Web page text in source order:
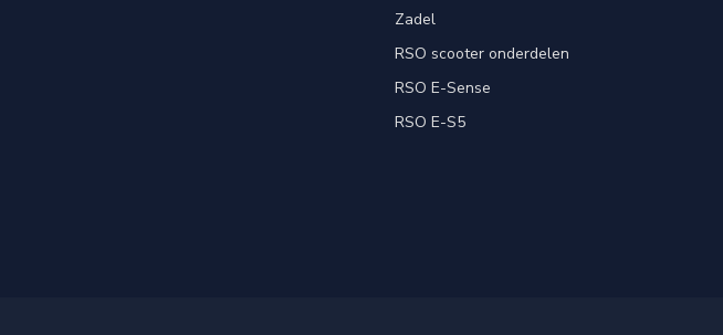
Zadel
RSO scooter onderdelen
RSO E-Sense
RSO E-S5